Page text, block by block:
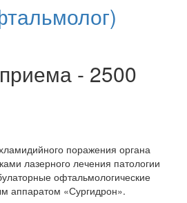
- 2500
поражения органа
лазерного лечения патологии
офтальмологические
аппаратом «Сургидрон».